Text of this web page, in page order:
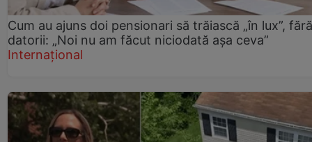
Cum au ajuns doi pensionari să trăiască „în lux”, fără
datorii: „Noi nu am făcut niciodată așa ceva”
Internațional